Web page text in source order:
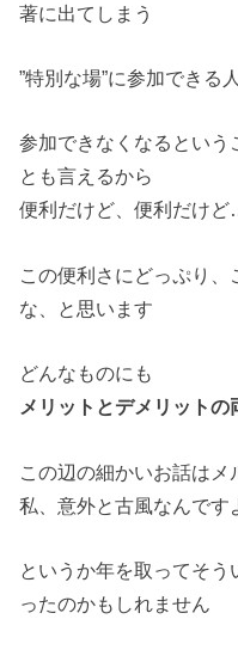
著に出てしまう
”特別な場”に参加でき
参加できなくなるという
とも言えるから
便利だけど、便利だけ
この便利さにどっぷり
な、と思います
どんなものにも
メリットとデメリット
この辺の細かいお話はメ
私、意外と古風なんです
というか年を取ってそ
ったのかもしれません